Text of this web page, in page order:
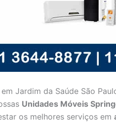
Jardim da Saúde São
Unidades Móveis
os melhores serviços em